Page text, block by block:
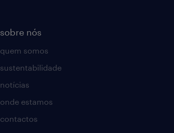
sobre nós
quem somos
sustentabilidade
notícias
onde estamos
contactos